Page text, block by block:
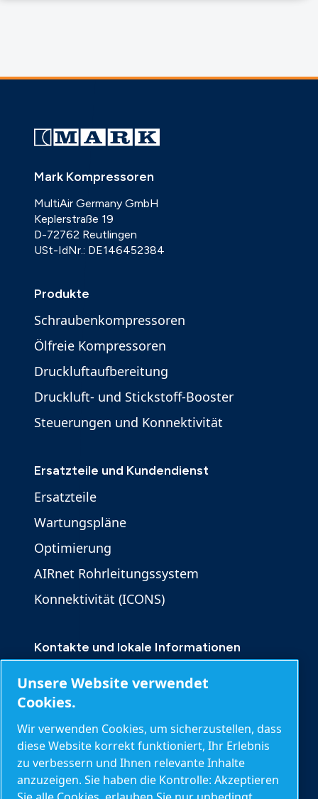
Mark Kompressoren
MultiAir Germany GmbH
Keplerstraße 19
D-72762 Reutlingen
USt-IdNr.: DE146452384
Produkte
Schraubenkompressoren
Ölfreie Kompressoren
Druckluftaufbereitung
Druckluft- und Stickstoff-Booster
Steuerungen und Konnektivität
Ersatzteile und Kundendienst
Ersatzteile
Wartungspläne
Optimierung
AIRnet Rohrleitungssystem
Konnektivität (ICONS)
Kontakte und lokale Informationen
Produktanfrage
Serviceanfrage
Allgemeine Anfragen
Unsere Website verwendet
Cookies.
Wir verwenden Cookies, um sicherzustellen, dass
diese Website korrekt funktioniert, Ihr Erlebnis
zu verbessern und Ihnen relevante Inhalte
anzuzeigen. Sie haben die Kontrolle: Akzeptieren